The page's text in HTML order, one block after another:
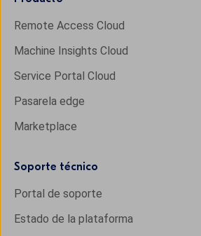
Remote Access Cloud
Machine Insights Cloud
Service Portal Cloud
Pasarela edge
Marketplace
Soporte técnico
Portal de soporte
Estado de la plataforma